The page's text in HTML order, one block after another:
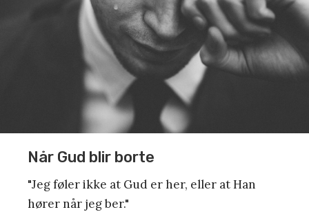
Når Gud blir borte
"Jeg føler ikke at Gud er her, eller at Han
hører når jeg ber."